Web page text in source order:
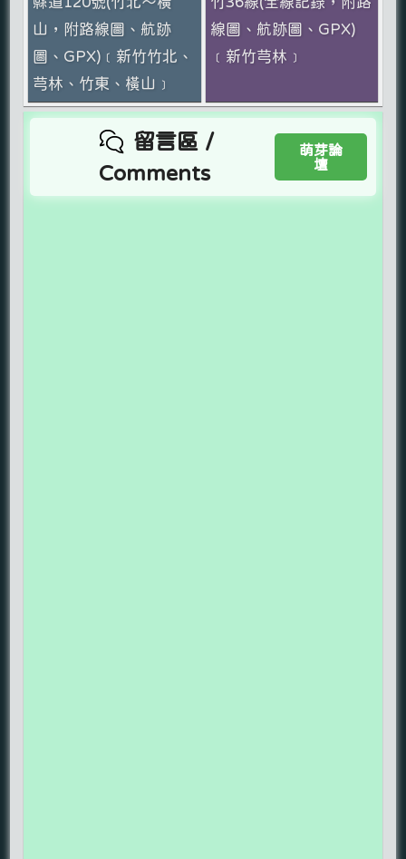
山，附路線圖、航跡
圖、GPX)﹝新竹竹北、
芎林、竹東、橫山﹞
線圖、航跡圖、GPX)
﹝新竹芎林﹞
留言區 /
Comments
萌芽論
壇